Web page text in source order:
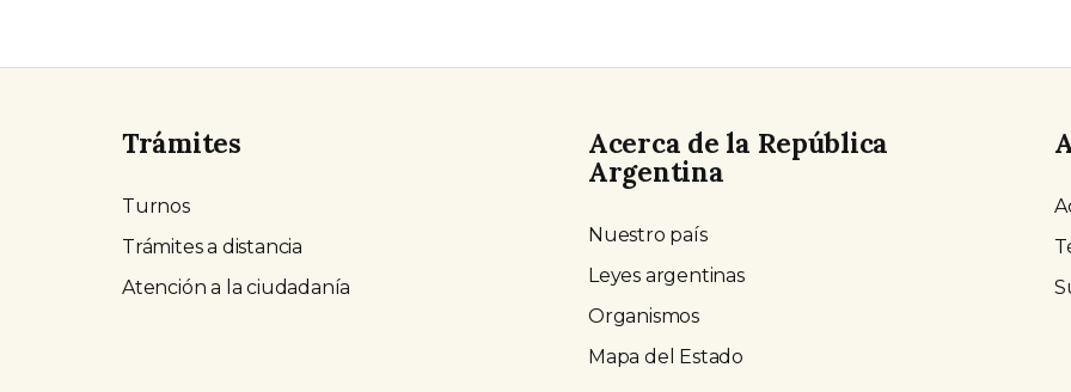
Trámites
Turnos
Trámites a distancia
Atención a la ciudadanía
Acerca de la República
Argentina
Nuestro país
Leyes argentinas
Organismos
Mapa del Estado